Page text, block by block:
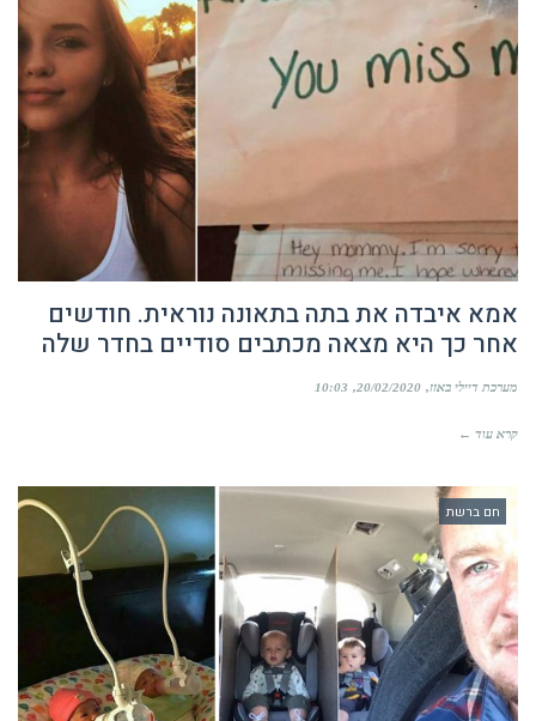
אמא איבדה את בתה בתאונה נוראית. חודשים
אחר כך היא מצאה מכתבים סודיים בחדר שלה
מערכת דיילי באזז 20/02/2020
10:03
קרא עוד ←
חם ברשת